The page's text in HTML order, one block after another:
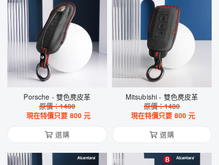
Porsche - 雙色麂皮革
原價：1480
現在特價只要 800 元
選購
Mitsubishi - 雙色麂皮革
原價：1480
現在特價只要 800 元
選購